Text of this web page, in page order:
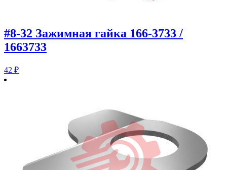
#8-32 Зажимная гайка 166-3733 /
1663733
42 ₽